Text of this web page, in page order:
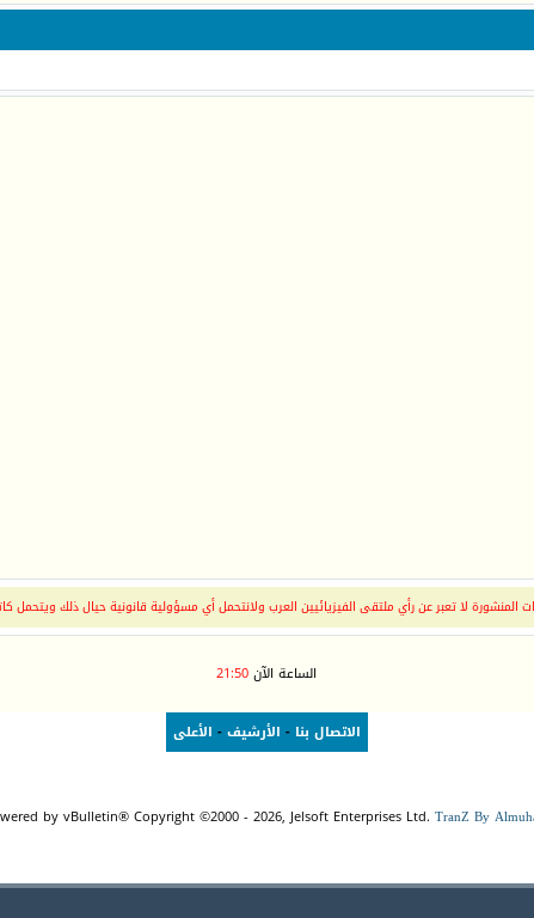
المنشورة لا تعبر عن رأي ملتقى الفيزيائيين العرب ولانتحمل أي مسؤولية قانونية حيال ذلك ويتحمل
الساعة الآن21:50
الاتصال بنا - الأرشيف- الأعلى
by vBulletin® Copyright ©2000 - 2026, Jelsoft Enterprises Ltd. TranZ By